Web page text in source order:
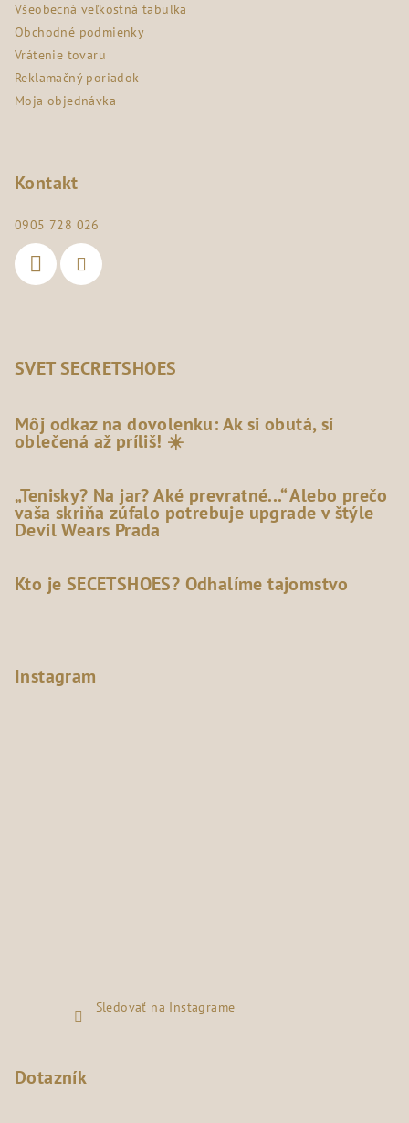
Všeobecná veľkostná tabuľka
Obchodné podmienky
Vrátenie tovaru
Reklamačný poriadok
Moja objednávka
Kontakt
0905 728 026
SVET SECRETSHOES
Môj odkaz na dovolenku: Ak si obutá, si
oblečená až príliš! ☀️
„Tenisky? Na jar? Aké prevratné...“ Alebo prečo
vaša skriňa zúfalo potrebuje upgrade v štýle
Devil Wears Prada
Kto je SECETSHOES? Odhalíme tajomstvo
Instagram
Sledovať na Instagrame
Dotazník